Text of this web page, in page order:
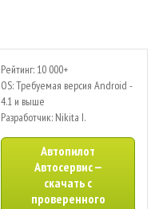
Рейтинг: 10 000+
OS: Требуемая версия Android -
4.1 и выше
Разработчик: Nikita I.
Автопилот
Автосервис —
скачать с
проверенного